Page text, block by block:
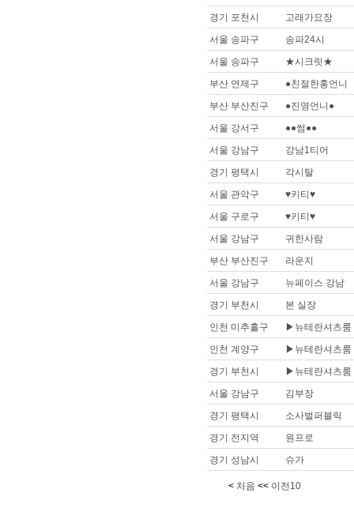
경기 포천시
고래가요장
서울 송파구
송파24시
서울 송파구
★시크릿★
부산 연제구
●친절한홍언니
부산 부산진구
●진영언니●
서울 강서구
●●썸●●
서울 강남구
강남1티어
경기 평택시
각시탈
서울 관악구
♥키티♥
서울 구로구
♥키티♥
서울 강남구
귀한사람
부산 부산진구
라운지
서울 강남구
뉴페이스 강남
경기 부천시
본 실장
인천 미추홀구
▶뉴테란셔츠룸
인천 계양구
▶뉴테란셔츠룸
경기 부천시
▶뉴테란셔츠룸
서울 강남구
김부장
경기 평택시
소사벌퍼블릭
경기 전지역
원프로
경기 성남시
슈가
< 처음 << 이전10